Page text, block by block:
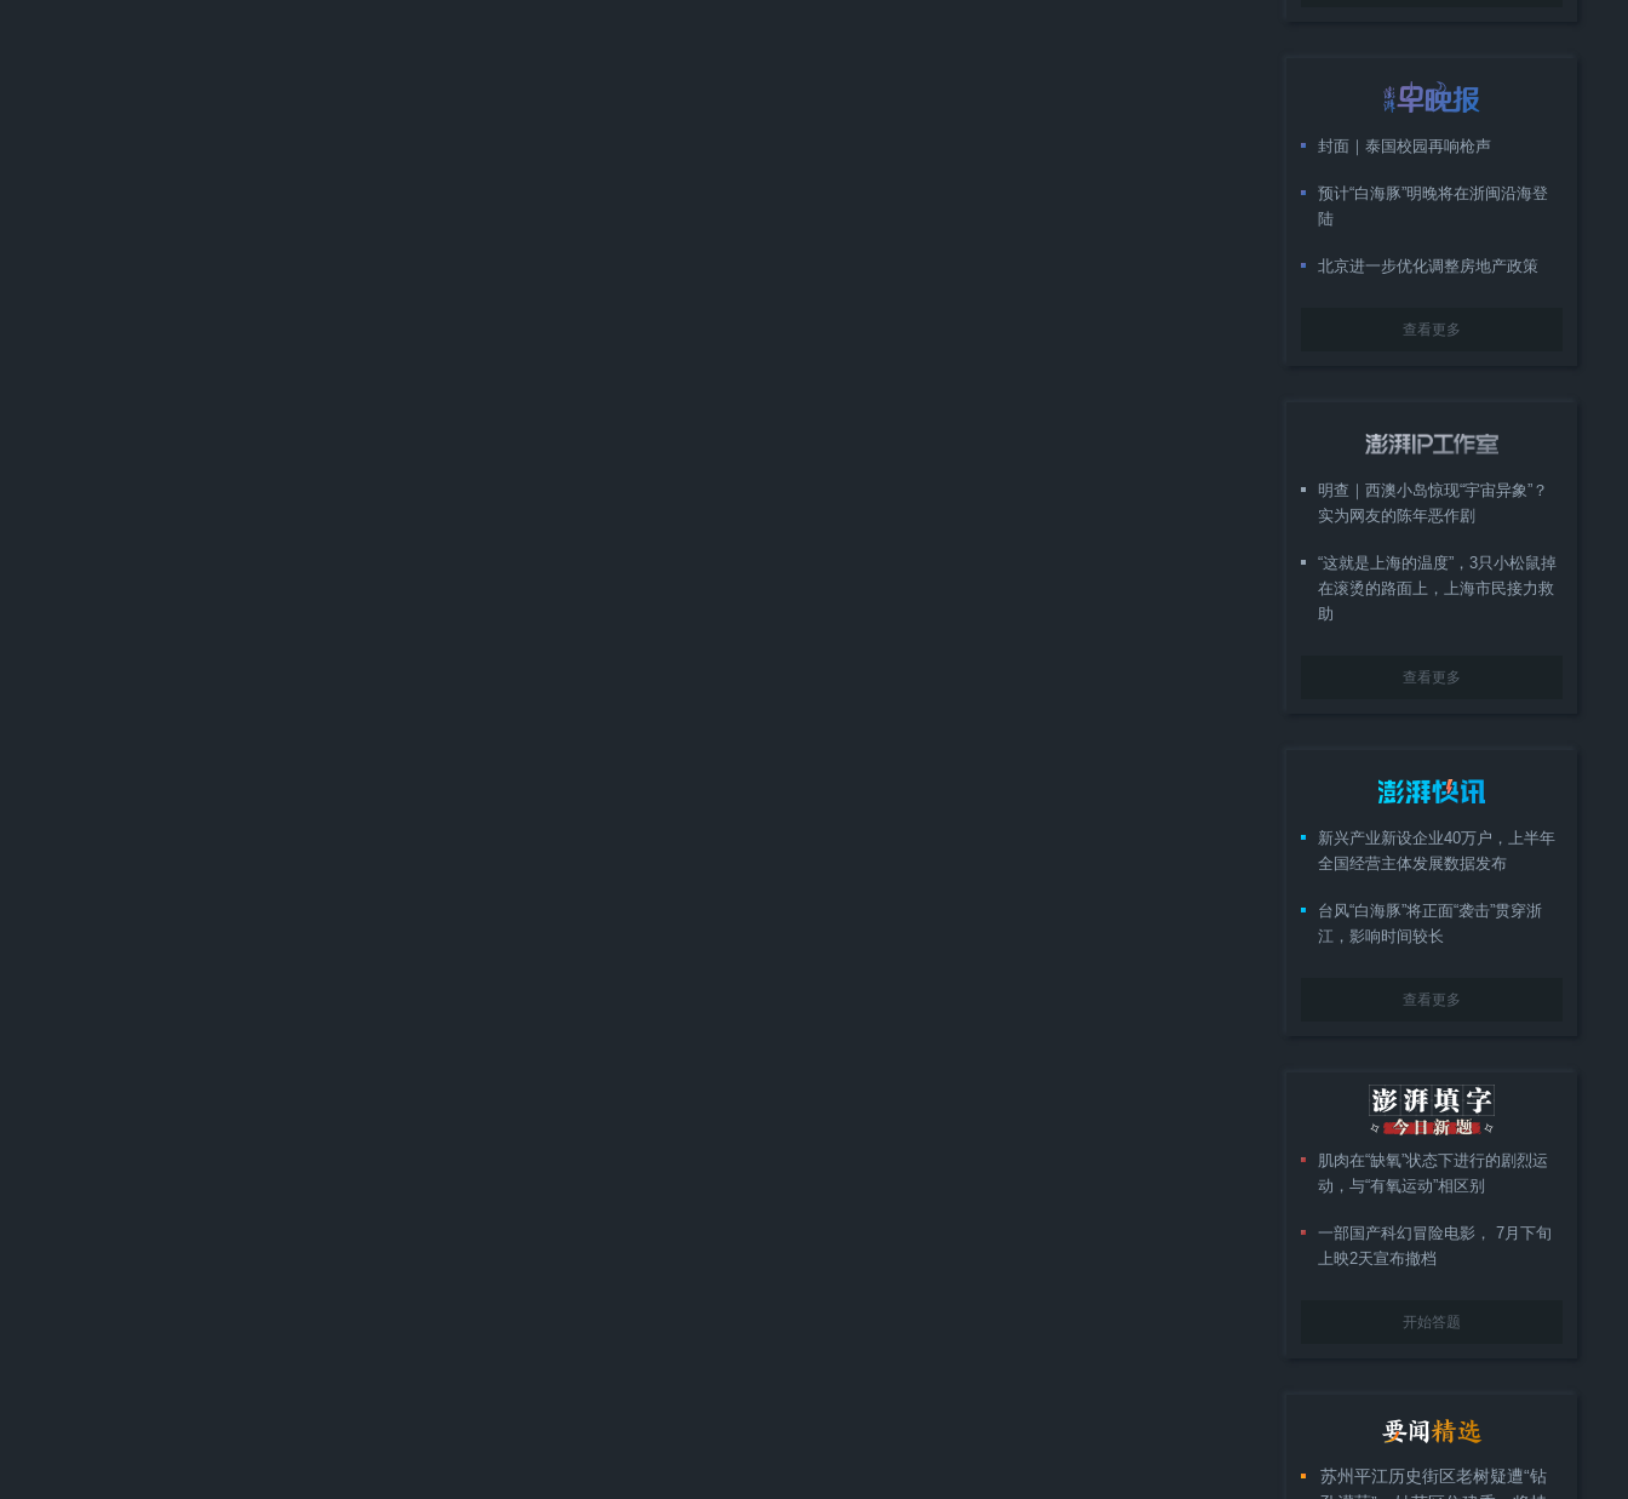
封面｜泰国校园再响枪声
预计“白海豚”明晚将在浙闽沿海登
陆
北京进一步优化调整房地产政策
查看更多
明查｜西澳小岛惊现“宇宙异象”？
实为网友的陈年恶作剧
“这就是上海的温度”，3只小松鼠掉
在滚烫的路面上，上海市民接力救
助
查看更多
新兴产业新设企业40万户，上半年
全国经营主体发展数据发布
台风“白海豚”将正面“袭击”贯穿浙
江，影响时间较长
查看更多
肌肉在“缺氧”状态下进行的剧烈运
动，与“有氧运动”相区别
一部国产科幻冒险电影， 7月下旬
上映2天宣布撤档
开始答题
苏州平江历史街区老树疑遭“钻